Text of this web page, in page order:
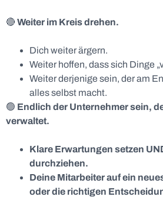
🔴 Weiter im Kreis drehen.
Dich weiter ärgern.
Weiter hoffen, dass sich Dinge
Weiter derjenige sein, der am
alles selbst macht.
🟢 Endlich der Unternehmer sein,
verwaltet.
Klare Erwartungen setzen
durchziehen.
Deine Mitarbeiter auf ein
oder die richtigen